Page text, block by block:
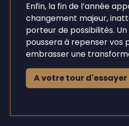
Enfin, la fin de l’année
changement majeur,
porteur de possibilités. Un
poussera à repenser vos
embrasser une
A votre tour d'essayer